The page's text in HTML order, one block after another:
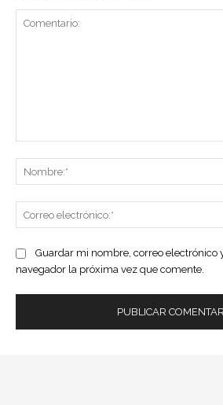
Guardar mi nombre, correo electrónico
navegador la próxima vez que comente.